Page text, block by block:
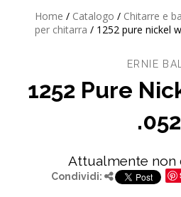
Home / Catalogo / Chitarre e
per chitarra / 1252 pure nickel
ERNIE
1252 Pure
.052
Attualmente non